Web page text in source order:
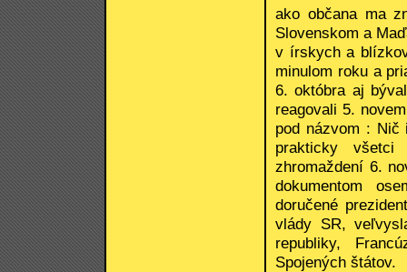
ako občana ma
Slovenskom a
v írskych a
minulom roku a
6. októbra aj
reagovali 5.
pod názvom : Nič
prakticky
zhromaždení 6.
dokumentom
doručené
vlády SR,
republiky,
Spojených štátov.